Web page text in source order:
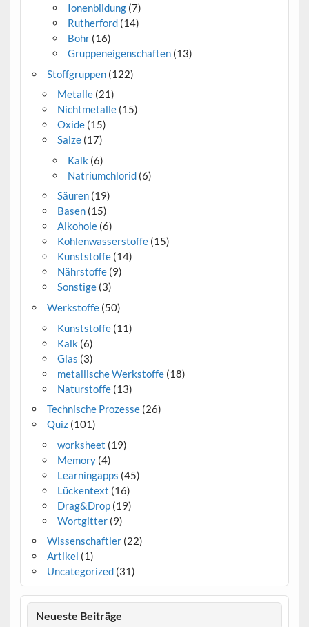
Ionenbildung (7)
Rutherford (14)
Bohr (16)
Gruppeneigenschaften (13)
Stoffgruppen(122)
Metalle(21)
Nichtmetalle(15)
Oxide(15)
Salze(17)
Kalk (6)
Natriumchlorid (6)
Säuren(19)
Basen(15)
Alkohole(6)
Kohlenwasserstoffe(15)
Kunststoffe(14)
Nährstoffe(9)
Sonstige(3)
Werkstoffe(50)
Kunststoffe(11)
Kalk (6)
Glas (3)
metallische Werkstoffe(18)
Naturstoffe(13)
Technische Prozesse(26)
Quiz(101)
worksheet (19)
Memory(4)
Learningapps (45)
Lückentext (16)
Drag&Drop(19)
Wortgitter(9)
Wissenschaftler(22)
Artikel (1)
Uncategorized(31)
Neueste Beiträge